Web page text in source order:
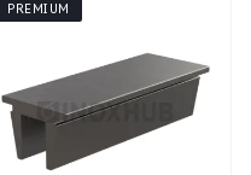
PREMIUM